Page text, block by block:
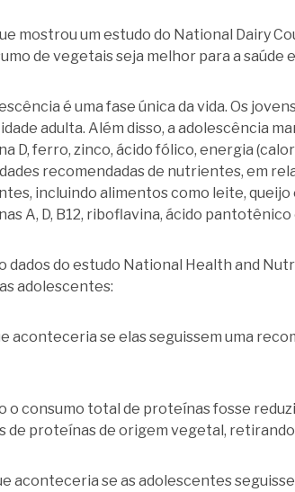
mostrou um estudo do National Dairy
de vegetais seja melhor para a
é uma fase única da vida. Os
adulta. Além disso, a adolescência
D, ferro, zinco, ácido fólico, energia
recomendadas de nutrientes, em
incluindo alimentos como leite,
A, D, B12, riboflavina, ácido pantotênico
dados do estudo National Health and
adolescentes:
aconteceria se elas seguissem uma
o consumo total de proteínas fosse
de proteínas de origem vegetal,
aconteceria se as adolescentes